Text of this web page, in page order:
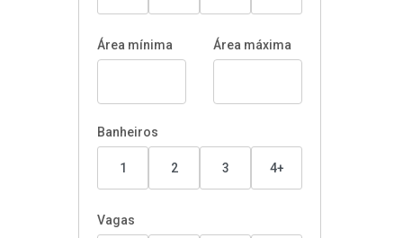
Área mínima Área máxima
Banheiros
1 2 3 4+
Vagas